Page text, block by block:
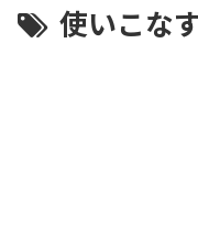
使いこな